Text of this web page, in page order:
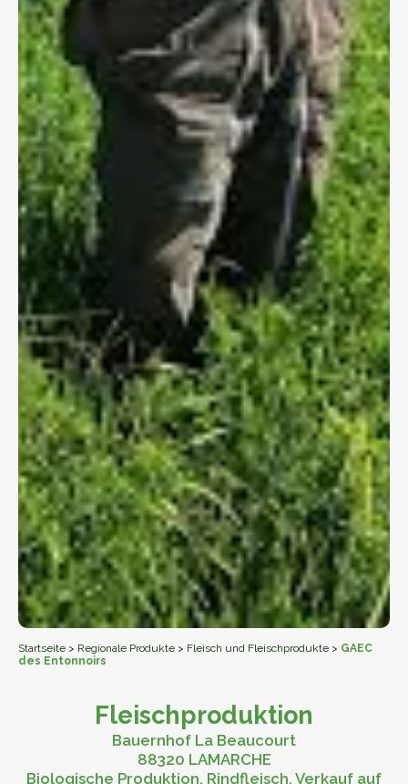
Startseite > Regionale Produkte > Fleisch und Fleischprodukte > GAEC
des Entonnoirs
Fleischproduktion
Bauernhof La Beaucourt
88320 LAMARCHE
Biologische Produktion, Rindfleisch, Verkauf auf